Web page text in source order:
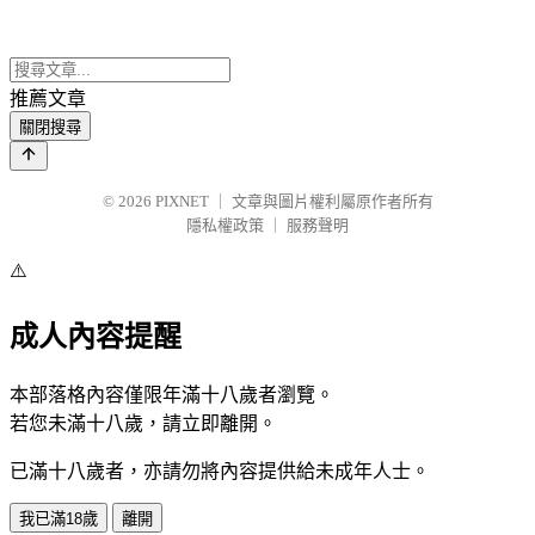
推薦文章
關閉搜尋
© 2026 PIXNET
文章與圖片權利屬原作者所有
隱私權政策
服務聲明
⚠️
成人內容提醒
本部落格內容僅限年滿十八歲者瀏覽。
若您未滿十八歲，請立即離開。
已滿十八歲者，亦請勿將內容提供給未成年人士。
我已滿18歲 離開